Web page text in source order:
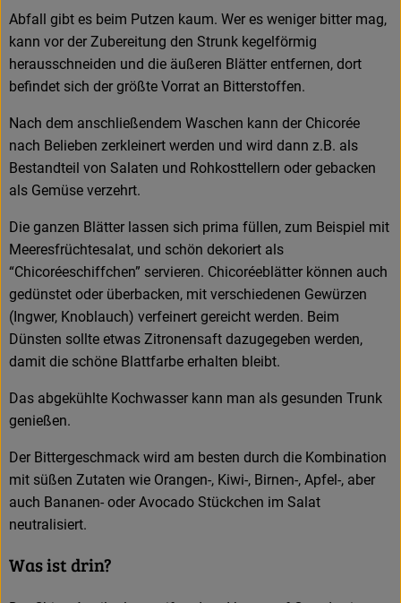
Abfall gibt es beim Putzen kaum. Wer es weniger bitter mag,
kann vor der Zubereitung den Strunk kegelförmig
herausschneiden und die äußeren Blätter entfernen, dort
befindet sich der größte Vorrat an Bitterstoffen.
Nach dem anschließendem Waschen kann der Chicorée
nach Belieben zerkleinert werden und wird dann z.B. als
Bestandteil von Salaten und Rohkosttellern oder gebacken
als Gemüse verzehrt.
Die ganzen Blätter lassen sich prima füllen, zum Beispiel mit
Meeresfrüchtesalat, und schön dekoriert als
“Chicoréeschiffchen” servieren. Chicoréeblätter können auch
gedünstet oder überbacken, mit verschiedenen Gewürzen
(Ingwer, Knoblauch) verfeinert gereicht werden. Beim
Dünsten sollte etwas Zitronensaft dazugegeben werden,
damit die schöne Blattfarbe erhalten bleibt.
Das abgekühlte Kochwasser kann man als gesunden Trunk
genießen.
Der Bittergeschmack wird am besten durch die Kombination
mit süßen Zutaten wie Orangen-, Kiwi-, Birnen-, Apfel-, aber
auch Bananen- oder Avocado Stückchen im Salat
neutralisiert.
Was ist drin?